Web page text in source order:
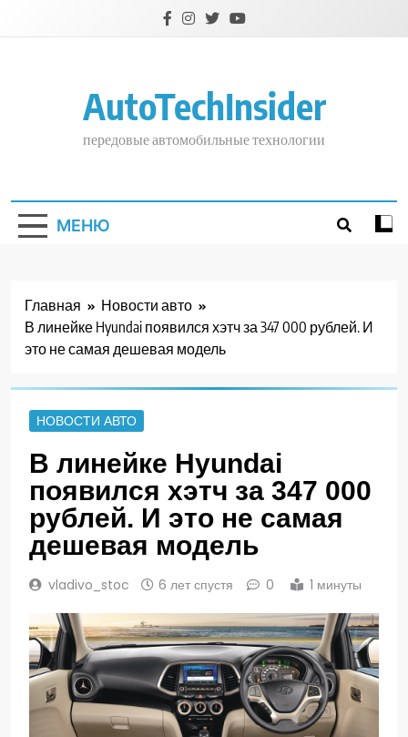
AutoTechInsider
передовые автомобильные технологии
МЕНЮ
Главная
Новости авто
В линейке Hyundai появился хэтч за 347 000 рублей. И
это не самая дешевая модель
НОВОСТИ АВТО
В линейке Hyundai
появился хэтч за 347 000
рублей. И это не самая
дешевая модель
vladivo_stoc 6 лет спустя 0 1 минуты